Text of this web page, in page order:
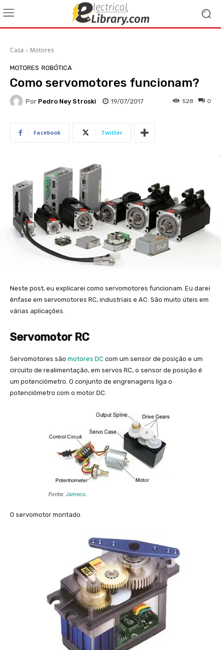
Casa Motores
MOTORES ROBÓTICA
Como servomotores funcionam?
Por Pedro Ney Stroski 19/07/2017 0
528
Facebook Twitter
Neste post, eu explicarei como servomotores funcionam. Eu darei
ênfase em servomotores RC, industriais e AC. São muito úteis em
várias aplicações.
Servomotor RC
Servomotores são motores DC com um sensor de posição e um
circuito de realimentação, em servos RC, o sensor de posição é
um potenciômetro. O conjunto de engrenagens liga o
potenciômetro com o motor DC.
Fonte: Jameco.
O servomotor montado.